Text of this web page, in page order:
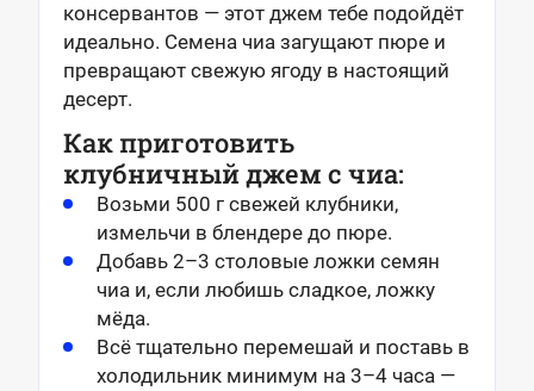
консервантов — этот джем тебе подойдёт
идеально. Семена чиа загущают пюре и
превращают свежую ягоду в настоящий
десерт.
Как приготовить
клубничный джем с чиа:
Возьми 500 г свежей клубники,
измельчи в блендере до пюре.
Добавь 2–3 столовые ложки семян
чиа и, если любишь сладкое, ложку
мёда.
Всё тщательно перемешай и поставь в
холодильник минимум на 3–4 часа —